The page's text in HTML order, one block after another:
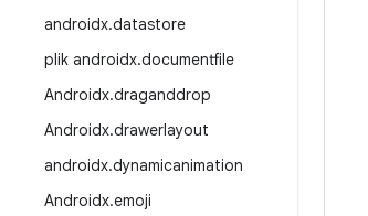
androidx.datastore
plik androidx.documentfile
Androidx.draganddrop
Androidx.drawerlayout
androidx.dynamicanimation
Androidx.emoji